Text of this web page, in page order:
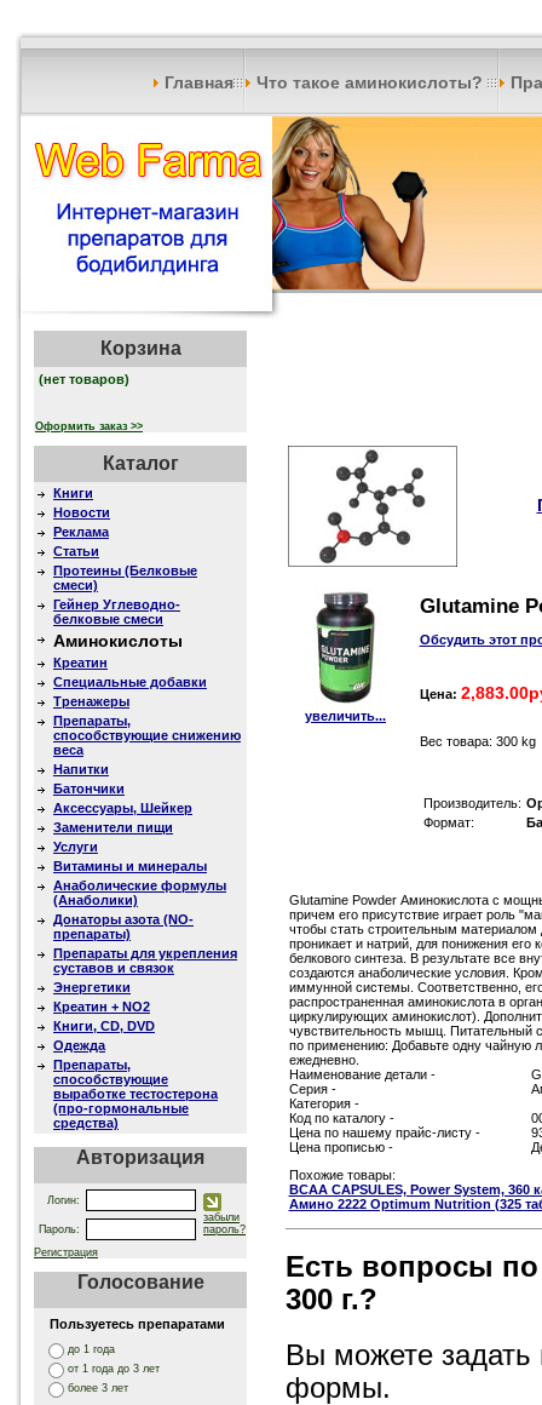
Главная Что такое аминокислоты?
Корзина
(нет товаров)
Оформить заказ >>
Каталог
Книги
Новости
Реклама
Статьи
Протеины (Белковые
смеси)
Гейнер Углеводно-
белковые смеси
Аминокислоты
Креатин
Специальные добавки
Тренажеры
Препараты,
способствующие снижению
веса
Напитки
Батончики
Аксессуары, Шейкер
Заменители пищи
Услуги
Витамины и минералы
Анаболические формулы
(Анаболики)
Донаторы азота (NO-
препараты)
Препараты для укрепления
суставов и связок
Энергетики
Креатин + NO2
Книги, CD, DVD
Одежда
Препараты,
способствующие
выработке тестостерона
(про-гормональные
средства)
Авторизация
Логин:
Пароль:
забыли
пароль?
Регистрация
Голосование
Пользуетесь препаратами
до 1 года
от 1 года до 3 лет
более 3 лет
увеличить...
Glutamine
Обсудить этот
Цена:
Вес товара: 300 kg
Производитель:
Формат:
Glutamine Powder Аминокислота с
причем его присутствие играет роль
чтобы стать строительным материалом
проникает и натрий, для понижения его
белкового синтеза. В результате все
создаются анаболические условия.
иммунной системы. Соответственно,
распространенная аминокислота в
циркулирующих аминокислот).
чувствительность мышц. Питательный
по применению: Добавьте одну чайную
ежедневно.
Наименование детали -
Серия -
Категория -
Код по каталогу -
Цена по нашему прайс-листу -
Цена прописью -
Похожие товары:
ВСАА CAPSULES, Power System, 360
Амино 2222 Optimum Nutrition (325
Есть вопросы
300 г.?
Вы можете
формы.